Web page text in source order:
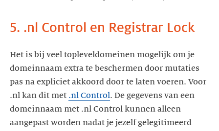
5. .nl Control en Registrar Lock
Het is bij veel topleveldomeinen mogelijk om je
domeinnaam extra te beschermen door mutaties
pas na expliciet akkoord door te laten voeren. Voor
.nl kan dit met .nl Control. De gegevens van een
domeinnaam met .nl Control kunnen alleen
aangepast worden nadat je jezelf gelegitimeerd